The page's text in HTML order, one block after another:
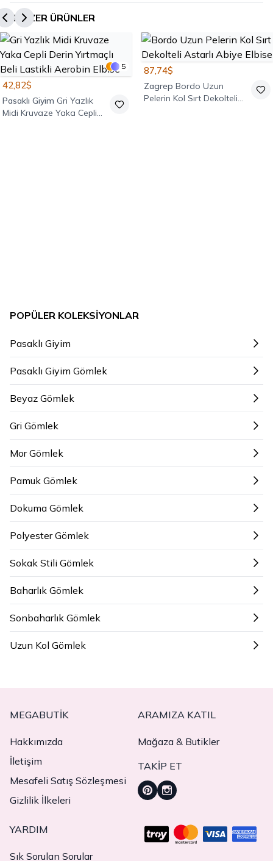
BENZER ÜRÜNLER
5
42,82$
Pasaklı Giyim Gri Yazlık
Midi Kruvaze Yaka Cepli
87,74$
Zagrep Bordo Uzun
Pelerin Kol Sırt Dekolteli
POPÜLER KOLEKSIYONLAR
Pasaklı Giyim
Pasaklı Giyim Gömlek
Beyaz Gömlek
Gri Gömlek
Mor Gömlek
Pamuk Gömlek
Dokuma Gömlek
Polyester Gömlek
Sokak Stili Gömlek
Baharlık Gömlek
Sonbaharlık Gömlek
Uzun Kol Gömlek
MEGABUTIK
Hakkımızda
İletişim
Mesafeli Satış Sözleşmesi
Gizlilik İlkeleri
ARAMIZA KATIL
Mağaza & Butikler
TAKIP ET
YARDIM
Sık Sorulan Sorular